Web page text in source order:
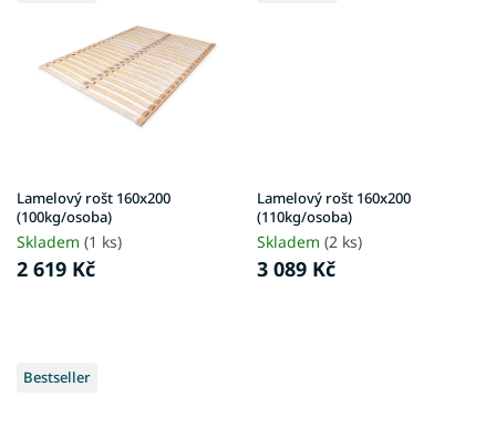
Lamelový rošt 160x200
(100kg/osoba)
Skladem (1 ks)
2 619 Kč
Lamelový rošt 160x200
(110kg/osoba)
Skladem (2 ks)
3 089 Kč
Bestseller